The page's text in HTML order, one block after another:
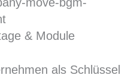
& Module
als Schlüssel